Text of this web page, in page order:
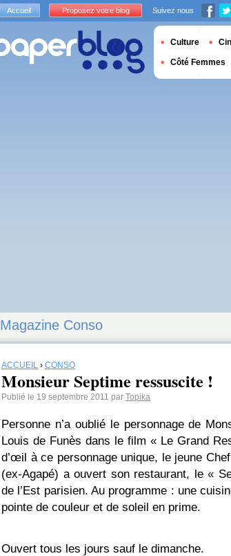
Magazine Conso
ACCUEIL › CONSO
Monsieur Septime ressuscite !
Publié le 19 septembre 2011 par Topika
Personne n’a oublié le personnage de
Louis de Funès dans le film « Le Grand
d’œil à ce personnage unique, le jeune
(ex-Agapé) a ouvert son restaurant, le «
de l’Est parisien. Au programme : une
pointe de couleur et de soleil en prime.
Ouvert tous les jours sauf le dimanche.
Accueil Proposez votre blog Suivez nous
Culture
Côté Femmes